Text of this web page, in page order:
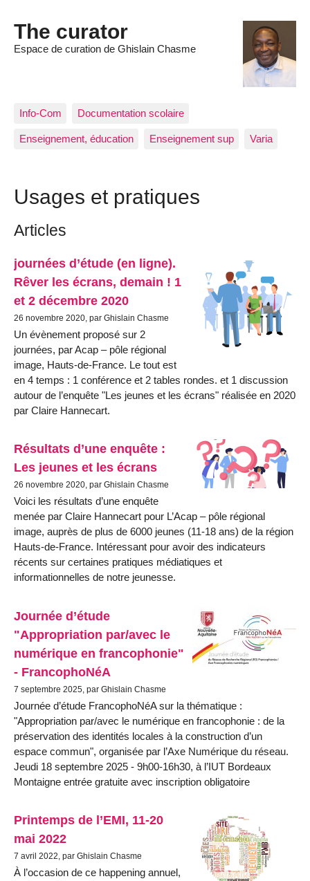
The curator
Espace de curation de Ghislain Chasme
Info-Com Documentation scolaire
Enseignement, éducation Enseignement sup Varia
Usages et pratiques
Articles
journées d’étude (en ligne).
Rêver les écrans, demain ! 1
et 2 décembre 2020
26 novembre 2020, par Ghislain Chasme
Un évènement proposé sur 2
journées, par Acap – pôle régional
image, Hauts-de-France. Le tout est
en 4 temps : 1 conférence et 2 tables rondes. et 1 discussion
autour de l’enquête "Les jeunes et les écrans" réalisée en 2020
par Claire Hannecart.
Résultats d’une enquête :
Les jeunes et les écrans
26 novembre 2020, par Ghislain Chasme
Voici les résultats d’une enquête
menée par Claire Hannecart pour L’Acap – pôle régional
image, auprès de plus de 6000 jeunes (11-18 ans) de la région
Hauts-de-France. Intéressant pour avoir des indicateurs
récents sur certaines pratiques médiatiques et
informationnelles de notre jeunesse.
Journée d’étude
"Appropriation par/avec le
numérique en francophonie"
- FrancophoNéA
7 septembre 2025, par Ghislain Chasme
Journée d’étude FrancophoNéA sur la thématique :
"Appropriation par/avec le numérique en francophonie : de la
préservation des identités locales à la construction d’un
espace commun", organisée par l’Axe Numérique du réseau.
Jeudi 18 septembre 2025 - 9h00-16h30, à l’IUT Bordeaux
Montaigne entrée gratuite avec inscription obligatoire
Printemps de l’EMI, 11-20
mai 2022
7 avril 2022, par Ghislain Chasme
À l’occasion de ce happening annuel,